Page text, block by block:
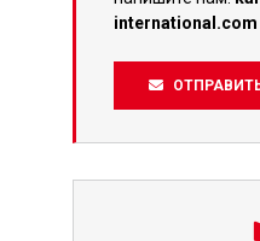
international.com